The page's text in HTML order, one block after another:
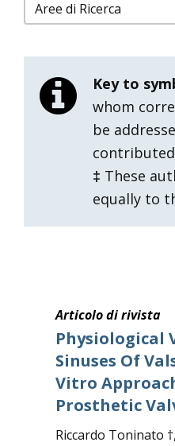
Select content
Key to
whom
be
‡ These
equally to
Articolo di rivista
Physiological
Sinuses Of
Vitro
Prosthetic
Riccardo Toninato